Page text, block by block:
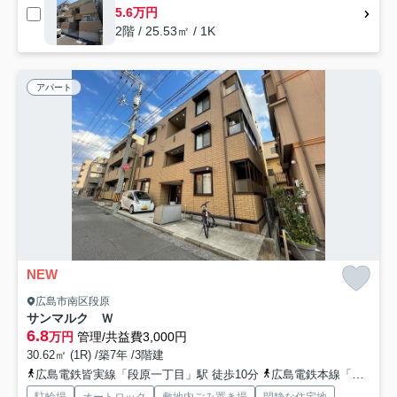
5.6万円
2階 / 25.53㎡ / 1K
アパート
NEW
広島市南区段原
サンマルク Ｗ
6.8万円 管理/共益費3,000円
30.62㎡ (1R) /築7年 /3階建
広島電鉄皆実線「段原一丁目」駅 徒歩10分
広島電鉄本線「的場町」駅 徒歩11分